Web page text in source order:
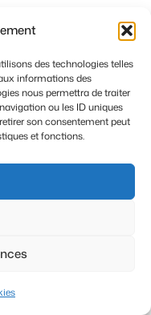
des technologies telles
informations des
nous permettra de traiter
ou les ID uniques
son consentement peut
et fonctions.
grave. Le site
toujours
la
? Avec sa
porno chic, cet
en toute sécurité.
prochaines